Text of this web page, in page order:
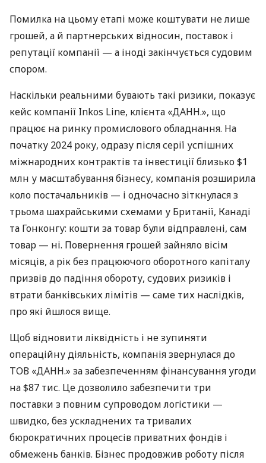
Помилка на цьому етапі може коштувати не лише
грошей, а й партнерських відносин, поставок і
репутації компанії — а іноді закінчується судовим
спором.
Наскільки реальними бувають такі ризики, показує
кейс компанії Inkos Line, клієнта «ДАНН.», що
працює на ринку промислового обладнання. На
початку 2024 року, одразу після серії успішних
міжнародних контрактів та інвестиції близько $1
млн у масштабування бізнесу, компанія розширила
коло постачальників — і одночасно зіткнулася з
трьома шахрайськими схемами у Британії, Канаді
та Гонконгу: кошти за товар були відправлені, сам
товар — ні. Повернення грошей зайняло вісім
місяців, а рік без працюючого оборотного капіталу
призвів до падіння обороту, судових ризиків і
втрати банківських лімітів — саме тих наслідків,
про які йшлося вище.
Щоб відновити ліквідність і не зупиняти
операційну діяльність, компанія звернулася до
ТОВ «ДАНН.» за забезпеченням фінансування угоди
на $87 тис. Це дозволило забезпечити три
поставки з повним супроводом логістики —
швидко, без ускладнених та тривалих
бюрократичних процесів приватних фондів і
обмежень банків. Бізнес продовжив роботу після